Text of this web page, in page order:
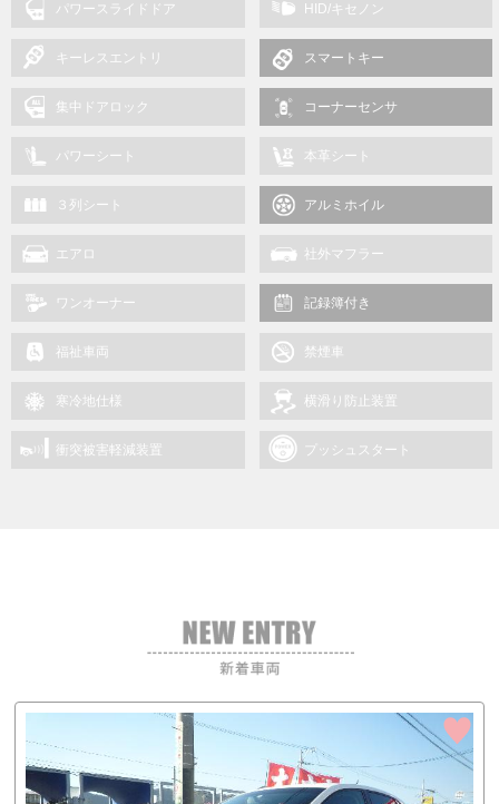
パワースライドドア HID/キセノン
キーレスエントリ スマートキー
集中ドアロック コーナーセンサ
パワーシート 本革シート
３列シート アルミホイル
エアロ 社外マフラー
ワンオーナー 記録簿付き
福祉車両 禁煙車
寒冷地仕様 横滑り防止装置
衝突被害軽減装置 プッシュスタート